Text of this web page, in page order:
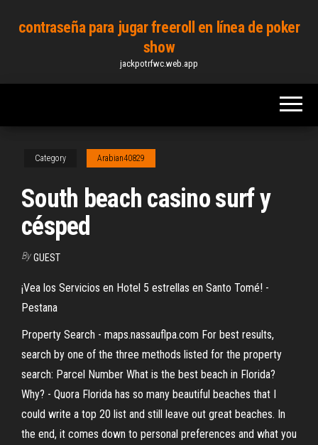
contraseña para jugar freeroll en línea de poker
show
jackpotrfwc.web.app
Category Arabian40829
South beach casino surf y
césped
By GUEST
¡Vea los Servicios en Hotel 5 estrellas en Santo Tomé! -
Pestana
Property Search - maps.nassauflpa.com For best results,
search by one of the three methods listed for the property
search: Parcel Number What is the best beach in Florida?
Why? - Quora Florida has so many beautiful beaches that I
could write a top 20 list and still leave out great beaches. In
the end, it comes down to personal preferences and what you